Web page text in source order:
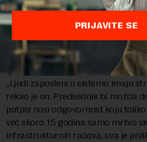
može da proizvede jake pritiske na
Vučić je istakao i da je problem to
infrastrukturnih radova, te da
stanju da završe sve što su planirali.
„Ljudi zaposleni u sistemu imaju
rekao je on. Predsednik bi možda
potpis nosi odgovornost koju
već skoro 15 godina samo mrtvo
infrastrukturnih radova, sva je
PRIJAVITE SE